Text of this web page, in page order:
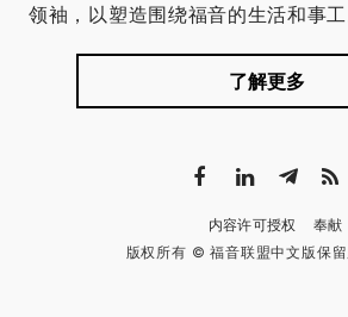
领袖，以塑造围绕福音的生活和事工
了解更多
内容许可授权
奉献
版权所有 © 福音联盟中文版保